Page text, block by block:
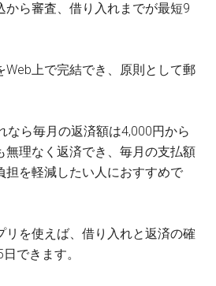
から審査、借り入れまでが最短9
Web上で完結でき、原則として郵
なら毎月の返済額は4,000円から
無理なく返済でき、毎月の支払額
担を軽減したい人におすすめで
リを使えば、借り入れと返済の確
できます。